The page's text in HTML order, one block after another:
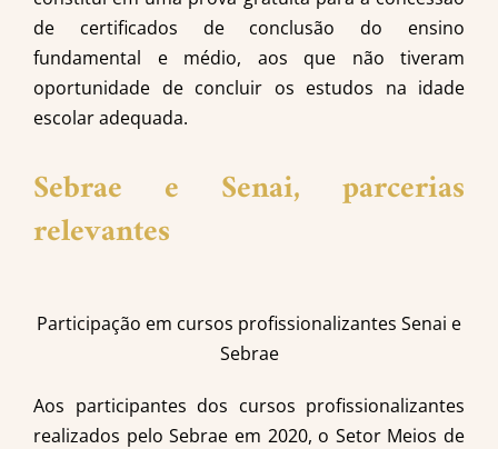
de certificados de conclusão do ensino
fundamental e médio, aos que não tiveram
oportunidade de concluir os estudos na idade
escolar adequada.
Sebrae e Senai, parcerias
relevantes
Participação em cursos profissionalizantes Senai e
Sebrae
Aos participantes dos cursos profissionalizantes
realizados pelo Sebrae em 2020, o Setor Meios de